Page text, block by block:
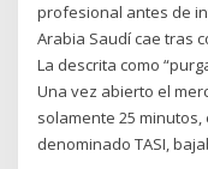
profesional antes de
Arabia Saudí cae tras
La descrita como
Una vez abierto el
solamente 25
denominado TASI,